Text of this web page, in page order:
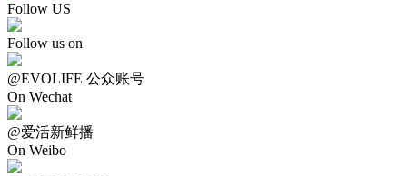
Follow US
Follow us on
@EVOLIFE 公众账号
On Wechat
@爱活新鲜播
On Weibo